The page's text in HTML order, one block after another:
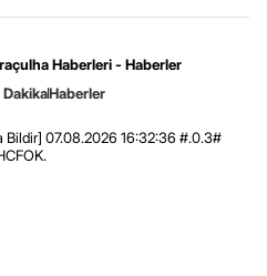
Haberleri - Haberler
DakikaHaberler
Bildir] 07.08.2026 16:32:36 #.0.3#